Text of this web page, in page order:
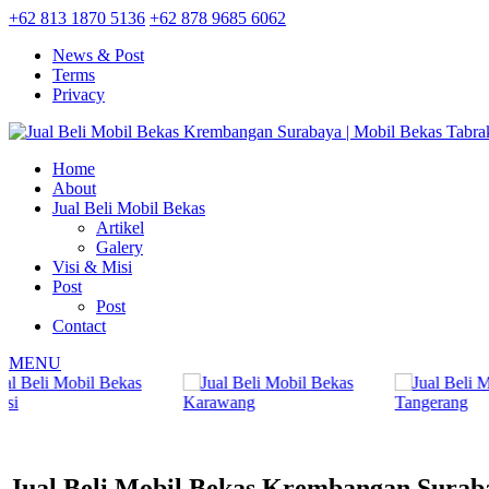
+62 813 1870 5136 +62 878 9685 6062
News & Post
Terms
Privacy
Home
About
Jual Beli Mobil Bekas
Artikel
Galery
Visi & Misi
Post
Post
Contact
MENU